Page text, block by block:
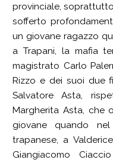
provinciale,
sofferto
un giovane ragazzo
a Trapani, la mafia
magistrato Carlo
Rizzo e dei suoi due
Salvatore Asta,
Margherita Asta, che
giovane quando
trapanese, a
Giangiacomo